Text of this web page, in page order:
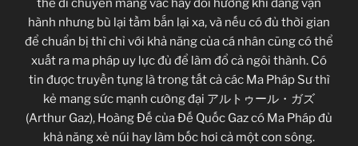
thể di chuyển mang vác hay đổi hướng khi đang vận
hành nhưng bù lại tầm bắn lại xa, và nếu có đủ thời gian
để chuẩn bị thì chỉ với khả năng của cá nhân cũng có thể
xuất ra ma pháp uy lực đủ để làm đổ cả ngôi thành. Có
tin được truyền tụng là trong tất cả các Ma Pháp Sư thì
kẻ mang sức mạnh cường đại アルトゥール・ガズ
(Arthur Gaz), Hoàng Đế của Đế Quốc Gaz có Ma Pháp đủ
khả năng xẻ núi hay làm bốc hơi cả một con sông.